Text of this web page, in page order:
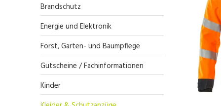
Brandschutz
Energie und Elektronik
Forst, Garten- und Baumpflege
Gutscheine / Fachinformationen
Kinder